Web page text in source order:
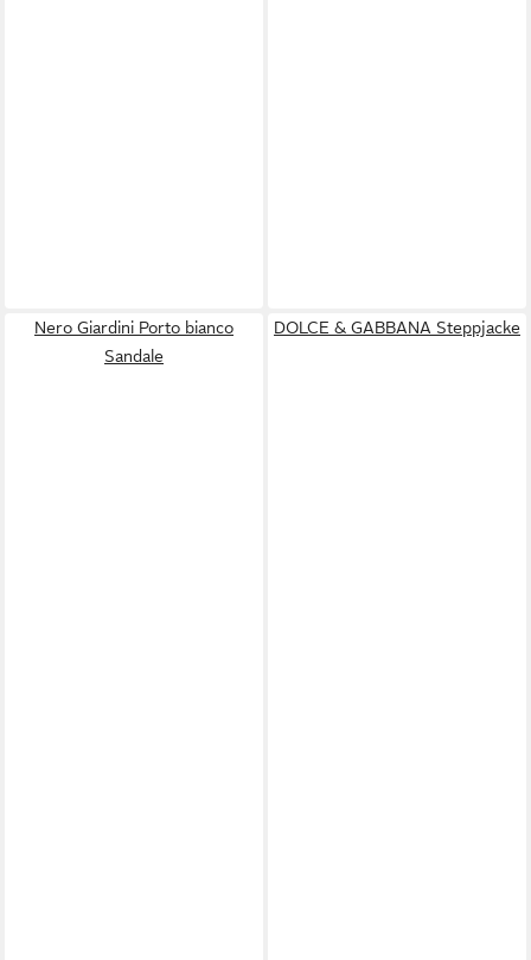
Nero Giardini Porto bianco
Sandale
DOLCE & GABBANA Steppjacke